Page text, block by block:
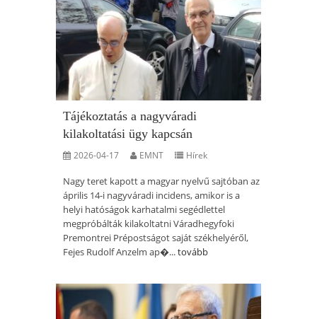
Tájékoztatás a nagyváradi
kilakoltatási ügy kapcsán
2026-04-17 EMNT Hírek
Nagy teret kapott a magyar nyelvű sajtóban az
április 14-i nagyváradi incidens, amikor is a
helyi hatóságok karhatalmi segédlettel
megpróbálták kilakoltatni Váradhegyfoki
Premontrei Prépostságot saját székhelyéről,
Fejes Rudolf Anzelm ap�...tovább